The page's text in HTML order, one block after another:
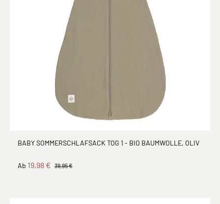
BABY SOMMERSCHLAFSACK TOG 1 - BIO BAUMWOLLE, OLIV
Ab 19,98 € 39,95 €